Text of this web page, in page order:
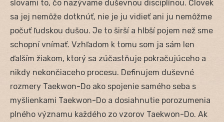
slovami to, čo nazývame duševnou disciplínou. Človek
sa jej nemôže dotknúť, nie je ju vidieť ani ju nemôžme
počuť ľudskou dušou. Je to širší a hlbší pojem než sme
schopní vnímať. Vzhľadom k tomu som ja sám len
ďalším žiakom, ktorý sa zúčastňuje pokračujúceho a
nikdy nekončiaceho procesu. Definujem duševné
rozmery Taekwon-Do ako spojenie samého seba s
myšlienkami Taekwon-Do a dosiahnutie porozumenia
plného významu každého zo vzorov Taekwon-Do. Ak